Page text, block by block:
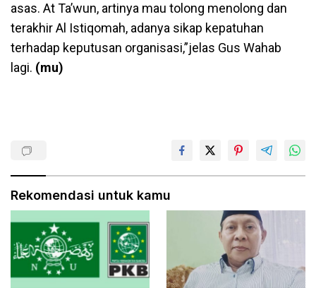
asas. At Ta’wun, artinya mau tolong menolong dan
terakhir Al Istiqomah, adanya sikap kepatuhan
terhadap keputusan organisasi,”jelas Gus Wahab
lagi. (mu)
Rekomendasi untuk kamu